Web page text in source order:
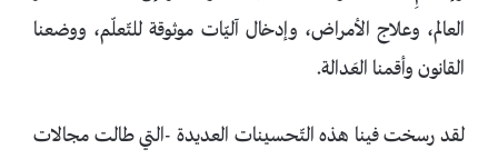
العالم، وعلاج الأمراض، وإدخال آليّات موثوقة للتّعلّم، ووضعنا
القانون وأقمنا العَدالة.
لقد رسخت فينا هذه التّحسينات العديدة -التي طالت مجالات